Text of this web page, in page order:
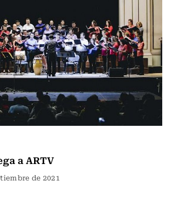
a ARTV
de 2021